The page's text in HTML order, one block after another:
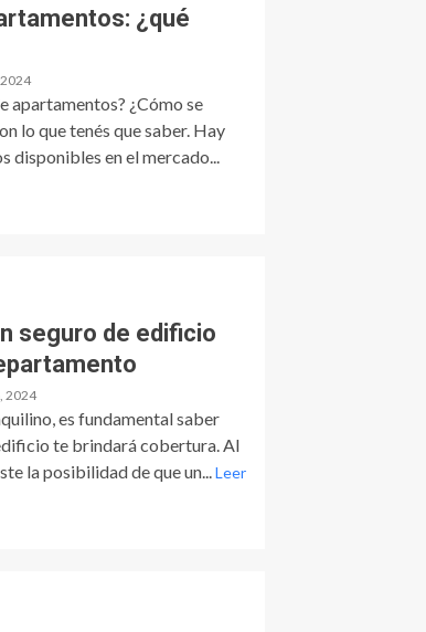
¿qué
apartamentos? ¿Cómo se
lo que tenés que saber. Hay
en el mercado...
seguro de edificio
2024
es fundamental saber
te brindará cobertura. Al
la posibilidad de que un... Leer